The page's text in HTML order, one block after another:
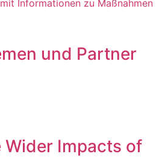
und Partner
Wider Impacts of